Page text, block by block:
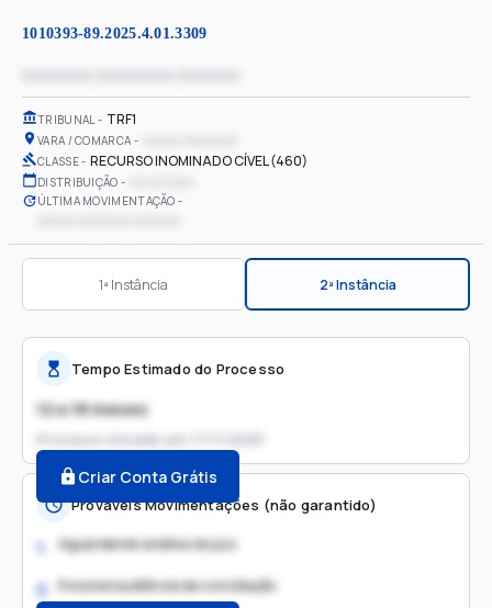
1010393-89.2025.4.01.3309
TRIBUNAL TRF1
VARA / COMARCA
CLASSE RECURSO INOMINADO CÍVEL (460)
DISTRIBUIÇÃO
ÚLTIMA MOVIMENTAÇÃO
1ª Instância 2ª Instância
Tempo Estimado do Processo
12 a 18 meses
Processo iniciado em
Criar Conta Grátis
Prováveis Movimentações (não garantido)
1. Aguardando análise do juiz
2. Possível audiência de conciliação